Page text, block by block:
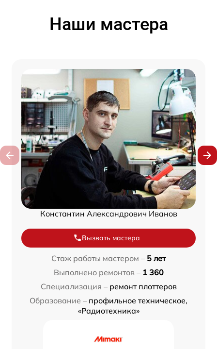
Наши мастера
Константин Александрович Иванов
Вызвать мастера
Стаж работы мастером – 5 лет
Выполнено ремонтов – 1 360
Специализация – ремонт плоттеров
Образование – профильное техническое,
«Радиотехника»